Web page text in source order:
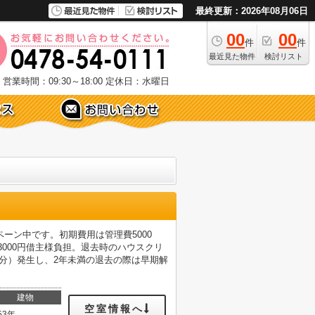
最終更新：2026年08月06日
00件
最近見た物件
00件
検討リスト
営業時間：09:30～18:00 定休日：水曜日
ン中です。初期費用は管理費5000
円借主様負担。退去時のハウスクリ
）発生し、2年未満の退去の際は早期解
建物
空室情報へ